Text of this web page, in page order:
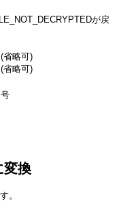
が戻
省略可)
省略可)
変換
。